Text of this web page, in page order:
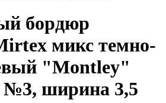
бордюр
микс темно-
"Montley"
№3, ширина 3,5